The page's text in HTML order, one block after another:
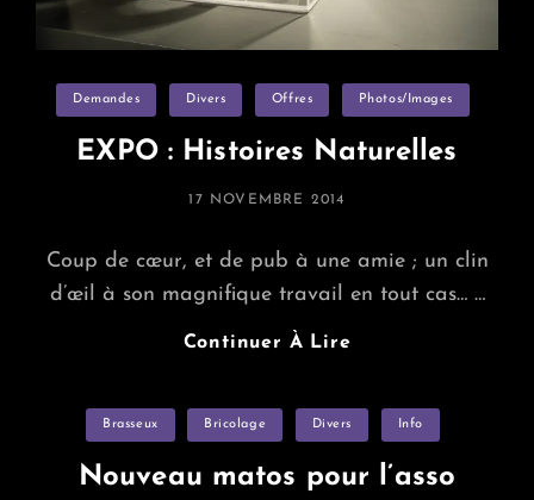
Categories
Demandes Divers Offres Photos/images
EXPO : Histoires Naturelles
POSTED
17 NOVEMBRE 2014
Coup de cœur, et de pub à une amie ; un clin
d’œil à son magnifique travail en tout cas… …
Continuer À LireEXPO
Naturelles
Categories
Brasseux Bricolage Divers Info
Nouveau matos pour l’asso